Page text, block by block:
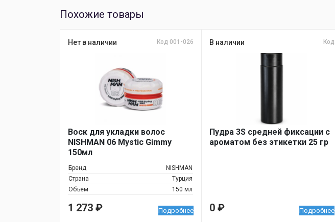
Похожие товары
Нет в наличии Код 001-026
Воск для укладки волос
NISHMAN 06 Mystic Gimmy
150мл
Бренд
NISHMAN
Страна
Турция
Объём
150 мл
1 273 ₽ Подробнее
В наличии Код
Пудра 3S средней фиксации с
ароматом без этикетки 25 гр
0 ₽ Подробнее